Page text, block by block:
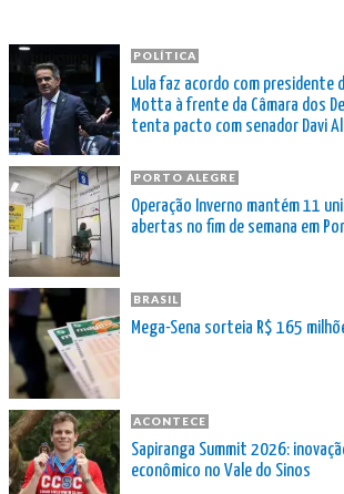
POLÍTICA
Lula faz acordo com presidente
Motta à frente da Câmara dos
tenta pacto com senador Davi
PORTO ALEGRE
Operação Inverno mantém 11
abertas no fim de semana em
BRASIL
Mega-Sena sorteia R$ 165
ACONTECE
Sapiranga Summit 2026:
econômico no Vale do Sinos